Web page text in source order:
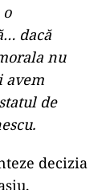
dacă
nu
avem
de
decizia